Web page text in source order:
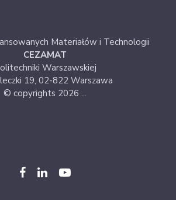
Materiałów i Technologii
CEZAMAT
Warszawskiej
19, 02-822 Warszawa
© copyrights 2026 ...